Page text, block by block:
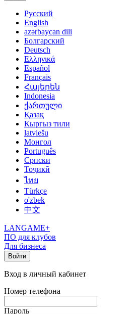
Русский
English
azərbaycan dili
Болгарский
Deutsch
Ελληνικά
Español
Français
Հայերեն
Indonesia
ქართული
Қазақ
Кыргыз тили
latviešu
Монгол
Português
Српски
Тоҷикӣ
ไทย
Türkçe
o'zbek
中文
LANGAME+
ПО для клубов
Для бизнеса
Войти
Вход в личный кабинет
Номер телефона
Пароль